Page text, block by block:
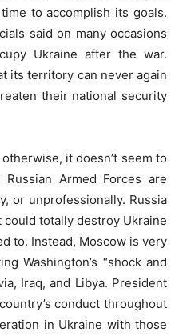
to accomplish its goals.
said on many occasions
Ukraine after the war.
its territory can never again
their national security
it doesn’t seem to
Armed Forces are
or unprofessionally. Russia
totally destroy Ukraine
to. Instead, Moscow is very
Washington’s “shock and
Iraq, and Libya. President
conduct throughout
in Ukraine with those